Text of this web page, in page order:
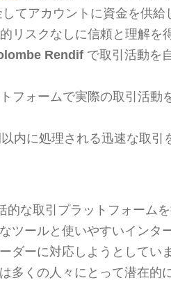
てアカウントに資金を供給
リスクなしに信頼と理解を
Rendifで取引活動を
フォームで実際の取引活動
内に処理される迅速な取引
的な取引プラットフォーム
ツールと使いやすいインタ
ダーに対応しようとしてい
多くの人々にとって潜在的